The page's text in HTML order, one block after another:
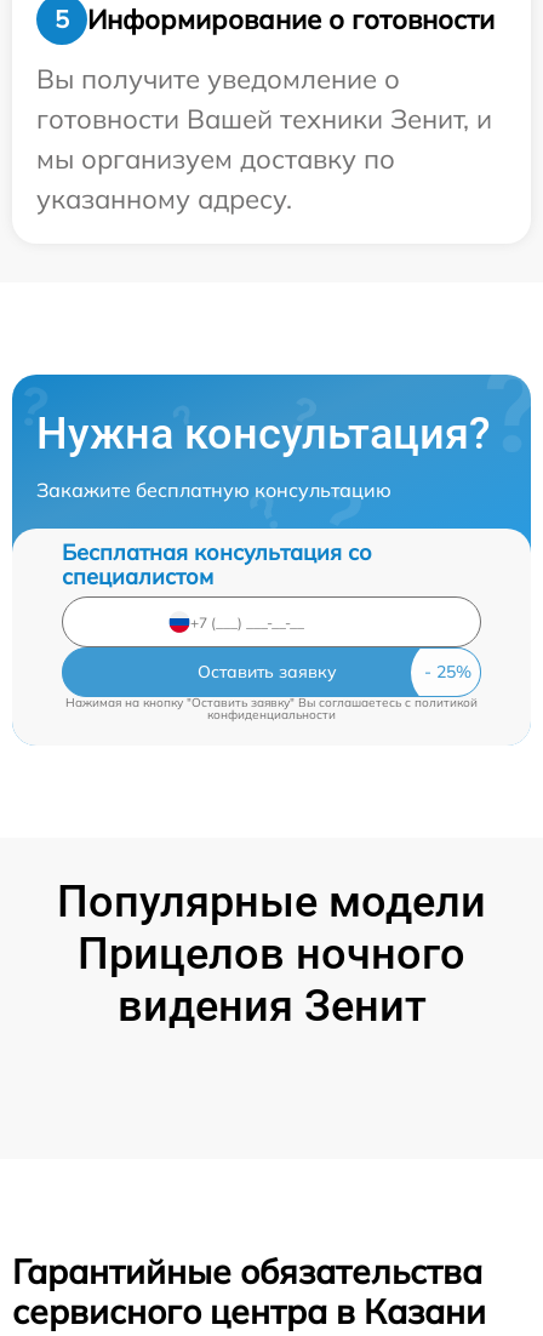
5
Информирование о готовности
Вы получите уведомление о
готовности Вашей техники Зенит, и
мы организуем доставку по
указанному адресу.
Нужна консультация?
Закажите бесплатную консультацию
Бесплатная консультация со
специалистом
Оставить заявку
Нажимая на кнопку "Оставить заявку" Вы соглашаетесь cполитикой
конфиденциальности
Популярные модели
Прицелов ночного
видения Зенит
Гарантийные обязательства
сервисного центра в Казани